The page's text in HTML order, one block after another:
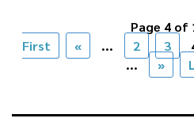
Page 4 of
First
« ... 2 3
...
»